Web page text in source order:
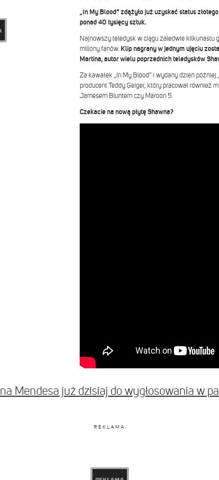
„In My Blood” zdążyło już uzyskać status
ponad 40 tysięcy sztuk.
Najnowszy teledysk w ciągu zaledwie kilkunastu
miliony fanów. Klip nagrany w jednym ujęciu
Martina, autor wielu poprzednich teledysków
Za kawałek „In My Blood” i wydany dzień później
producent Teddy Geiger, który pracował również
Jamesem Bluntem czy Maroon 5.
Czekacie na nową płytę Shawna?
Mendesa już dzisiaj do wygłosowania w
REKLAMA